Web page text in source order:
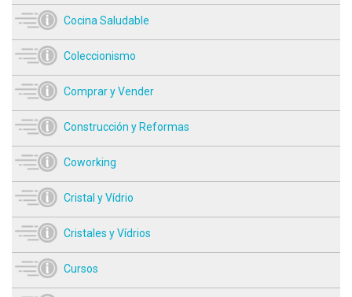
Cocina Saludable
Coleccionismo
Comprar y Vender
Construcción y Reformas
Coworking
Cristal y Vídrio
Cristales y Vídrios
Cursos